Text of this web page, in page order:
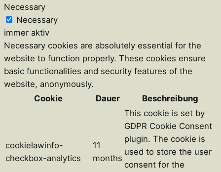
Necessary
Necessary
immer aktiv
Necessary cookies are absolutely essential for the
website to function properly. These cookies ensure
basic functionalities and security features of the
website, anonymously.
Cookie
Dauer Beschreibung
cookielawinfo-
checkbox-analytics
11
months
This cookie is set by
GDPR Cookie Consent
plugin. The cookie is
used to store the user
consent for the